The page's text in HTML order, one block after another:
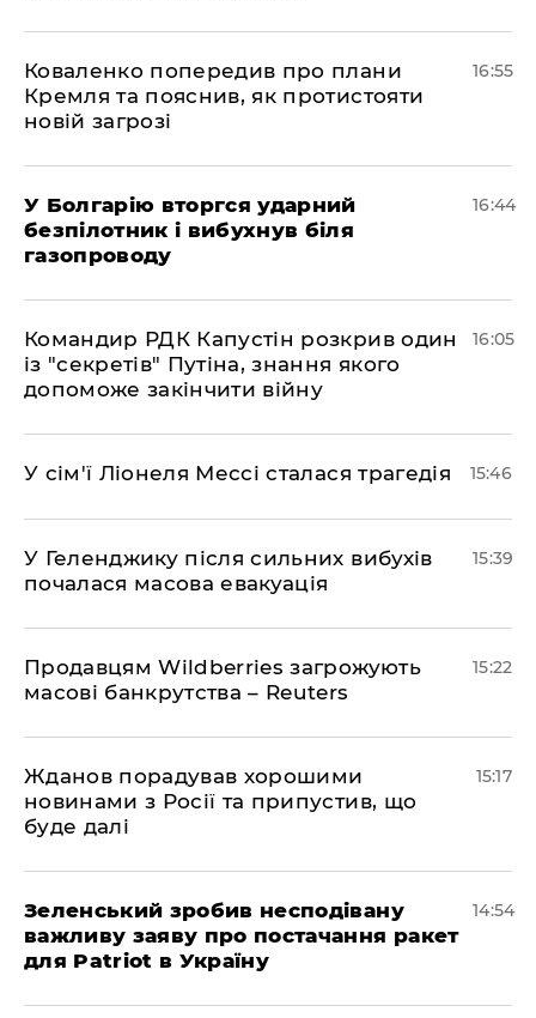
Коваленко попередив про плани
Кремля та пояснив, як протистояти
новій загрозі
16:55
У Болгарію вторгся ударний
безпілотник і вибухнув біля
газопроводу
16:44
Командир РДК Капустін розкрив один
із "секретів" Путіна, знання якого
допоможе закінчити війну
16:05
У сім'ї Ліонеля Мессі сталася трагедія 15:46
У Геленджику після сильних вибухів
почалася масова евакуація
15:39
Продавцям Wildberries загрожують
масові банкрутства – Reuters
15:22
Жданов порадував хорошими
новинами з Росії та припустив, що
буде далі
15:17
Зеленський зробив несподівану
важливу заяву про постачання ракет
для Patriot в Україну
14:54